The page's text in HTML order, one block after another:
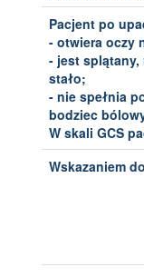
Pacjent po
- otwiera oczy
- jest
stało;
- nie spełnia
bodziec
W skali GCS
Wskazaniem